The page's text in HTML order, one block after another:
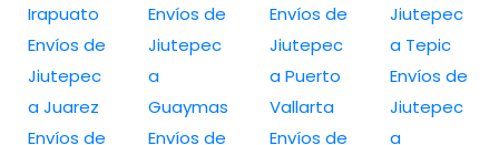
Irapuato
Envíos de
Jiutepec
a Juarez
Envíos de
Envíos de
Jiutepec
a
Guaymas
Envíos de
Envíos de
Jiutepec
a Puerto
Vallarta
Envíos de
Jiutepec
a Tepic
Envíos de
Jiutepec
a